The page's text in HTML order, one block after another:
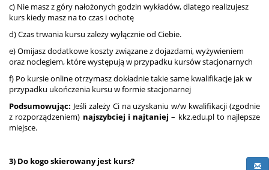
c) Nie masz z góry nałożonych godzin wykładów, dlatego realizujesz
kurs kiedy masz na to czas i ochotę
d) Czas trwania kursu zależy wyłącznie od Ciebie.
e) Omijasz dodatkowe koszty związane z dojazdami, wyżywieniem
oraz noclegiem, które występują w przypadku kursów stacjonarnych
f) Po kursie online otrzymasz dokładnie takie same kwalifikacje jak w
przypadku ukończenia kursu w formie stacjonarnej
Podsumowując: Jeśli zależy Ci na uzyskaniu w/w kwalifikacji (zgodnie
z rozporządzeniem) najszybciej i najtaniej – kkz.edu.pl to najlepsze
miejsce.
3) Do kogo skierowany jest kurs?